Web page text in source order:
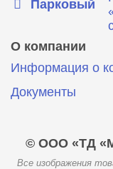
Парковый
О компании
Информация о
Документы
© ООО «ТД
Все изображения